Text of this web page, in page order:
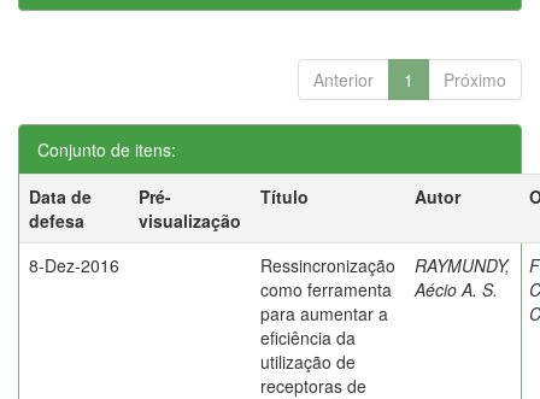
Anterior 1 Próximo
Conjunto de itens:
Data de
defesa
Pré-
visualização
Título Autor
8-Dez-2016
Ressincronização
como ferramenta
para aumentar a
eficiência da
utilização de
receptoras de
RAYMUNDY,
Aécio A. S.